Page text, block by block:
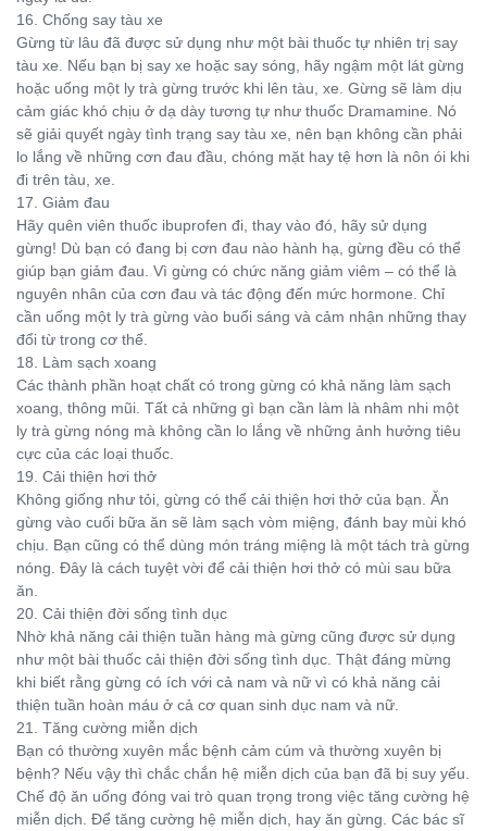
16. Chống say tàu xe
Gừng từ lâu đã được sử dụng như một bài thuốc tự nhiên trị say
tàu xe. Nếu bạn bị say xe hoặc say sóng, hãy ngậm một lát gừng
hoặc uống một ly trà gừng trước khi lên tàu, xe. Gừng sẽ làm dịu
cảm giác khó chịu ở dạ dày tương tự như thuốc Dramamine. Nó
sẽ giải quyết ngày tình trạng say tàu xe, nên bạn không cần phải
lo lắng về những cơn đau đầu, chóng mặt hay tệ hơn là nôn ói khi
đi trên tàu, xe.
17. Giảm đau
Hãy quên viên thuốc ibuprofen đi, thay vào đó, hãy sử dụng
gừng! Dù bạn có đang bị cơn đau nào hành hạ, gừng đều có thể
giúp bạn giảm đau. Vì gừng có chức năng giảm viêm – có thể là
nguyên nhân của cơn đau và tác động đến mức hormone. Chỉ
cần uống một ly trà gừng vào buổi sáng và cảm nhận những thay
đổi từ trong cơ thể.
18. Làm sạch xoang
Các thành phần hoạt chất có trong gừng có khả năng làm sạch
xoang, thông mũi. Tất cả những gì bạn cần làm là nhâm nhi một
ly trà gừng nóng mà không cần lo lắng về những ảnh hưởng tiêu
cực của các loại thuốc.
19. Cải thiện hơi thở
Không giống như tỏi, gừng có thể cải thiện hơi thở của bạn. Ăn
gừng vào cuối bữa ăn sẽ làm sạch vòm miệng, đánh bay mùi khó
chịu. Bạn cũng có thể dùng món tráng miệng là một tách trà gừng
nóng. Đây là cách tuyệt vời để cải thiện hơi thở có mùi sau bữa
ăn.
20. Cải thiện đời sống tình dục
Nhờ khả năng cải thiện tuần hàng mà gừng cũng được sử dụng
như một bài thuốc cải thiện đời sống tình dục. Thật đáng mừng
khi biết rằng gừng có ích với cả nam và nữ vì có khả năng cải
thiện tuần hoàn máu ở cả cơ quan sinh dục nam và nữ.
21. Tăng cường miễn dịch
Bạn có thường xuyên mắc bệnh cảm cúm và thường xuyên bị
bệnh? Nếu vậy thì chắc chắn hệ miễn dịch của bạn đã bị suy yếu.
Chế độ ăn uống đóng vai trò quan trọng trong việc tăng cường hệ
miễn dịch. Để tăng cường hệ miễn dịch, hay ăn gừng. Các bác sĩ